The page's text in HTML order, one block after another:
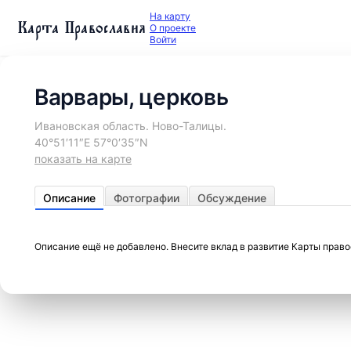
Карта Православия На карту
О проекте
Войти
Варвары, церковь
Ивановская область. Ново-Талицы.
40°51′11″E 57°0′35″N
показать на карте
Описание Фотографии Обсуждение
Описание ещё не добавлено. Внесите вклад в развитие Карты